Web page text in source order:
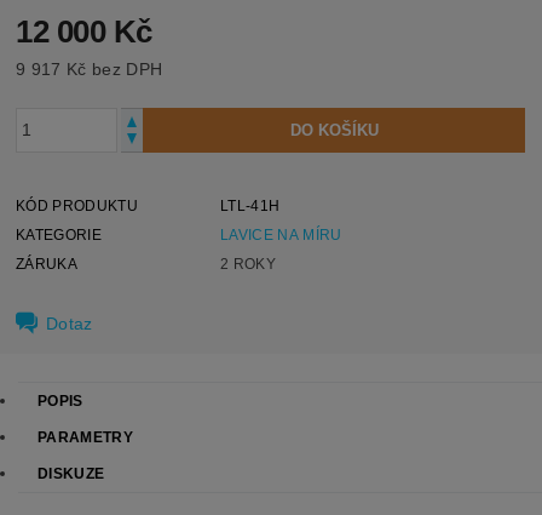
12 000 Kč
9 917 Kč bez DPH
KÓD PRODUKTU
LTL-41H
KATEGORIE
LAVICE NA MÍRU
ZÁRUKA
2 ROKY
Dotaz
POPIS
PARAMETRY
DISKUZE